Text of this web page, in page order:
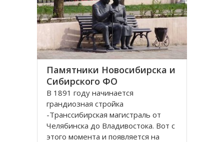
Памятники Новосибирска и
Сибирского ФО
В 1891 году начинается
грандиозная стройка
-Транссибирская магистраль от
Челябинска до Владивостока. Вот с
этого момента и появляется на